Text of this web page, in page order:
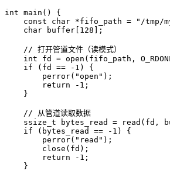
int main() {
const char *fifo_path = "/tmp/
    char buffer[128];
    // 打开管道文件（读模式）
int fd = open(fifo_path,
    if (fd == -1) {
        perror("open");
        return -1;
    }
    // 从管道读取数据
ssize_t bytes_read = read(fd,
    if (bytes_read == -1) {
        perror("read");
        close(fd);
        return -1;
    }